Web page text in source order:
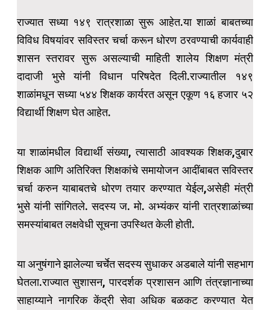
राज्यात सध्या १४९ रात्रशाळा सुरू आहेत.या शाळां बाबतच्या
विविध विषयांवर सविस्तर चर्चा करून धोरण ठरवण्याची कार्यवाही
शासन स्तरावर सुरू असल्याची माहिती शालेय शिक्षण मंत्री
दादाजी भुसे यांनी विधान परिषदेत दिली.राज्यातील १४९
शाळांमधून सध्या ५४४ शिक्षक कार्यरत असून एकूण १६ हजार ५२
विद्यार्थी शिक्षण घेत आहेत.
या शाळांमधील विद्यार्थी संख्या, त्यासाठी आवश्यक शिक्षक,दुबार
शिक्षक आणि अतिरिक्त शिक्षकांचे समायोजन आदींबाबत सविस्तर
चर्चा करुन याबाबतचे धोरण तयार करण्यात येईल,असेही मंत्री
भुसे यांनी सांगितले. सदस्य ज. मो. अभ्यंकर यांनी रात्रशाळांच्या
समस्यांबाबत लक्षवेधी सूचना उपस्थित केली होती.
या अनुषंगाने झालेल्या चर्चेत सदस्य सुधाकर अडबाले यांनी सहभाग
घेतला.राज्यात सुशासन, पारदर्शक प्रशासन आणि तंत्रज्ञानाच्या
साहाय्याने नागरिक केंद्री सेवा अधिक बळकट करण्यात येत